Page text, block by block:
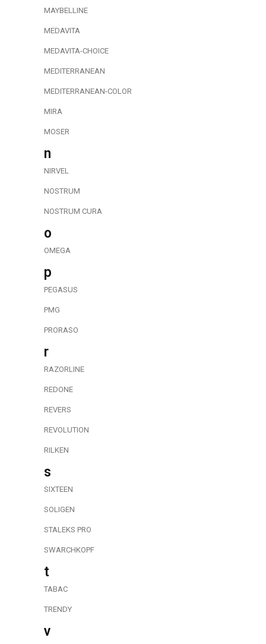
MAYBELLINE
MEDAVITA
MEDAVITA-CHOICE
MEDITERRANEAN
MEDITERRANEAN-COLOR
MIRA
MOSER
n
NIRVEL
NOSTRUM
NOSTRUM CURA
o
OMEGA
p
PEGASUS
PMG
PRORASO
r
RAZORLINE
REDONE
REVERS
REVOLUTION
RILKEN
s
SIXTEEN
SOLIGEN
STALEKS PRO
SWARCHKOPF
t
TABAC
TRENDY
v